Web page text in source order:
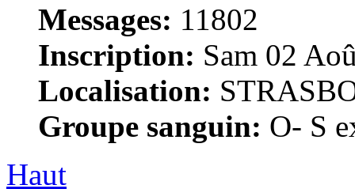
Messages: 11802
Inscription: Sam 02
Localisation:
Groupe sanguin: O- S
Haut